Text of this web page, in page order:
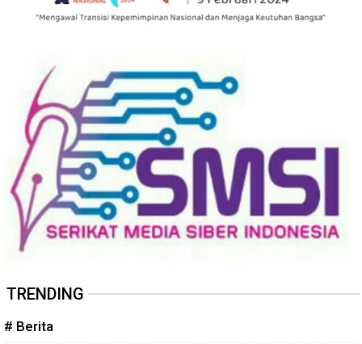
TRENDING
# Berita